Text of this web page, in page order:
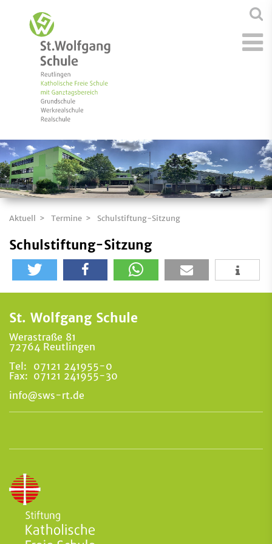
Aktuell Termine Schulstiftung-Sitzung
Schulstiftung-Sitzung
St. Wolfgang Schule
Werastraße 81
72764 Reutlingen
Tel:
07121 241955-0
Fax: 07121 241955-30
info@sws-rt.de